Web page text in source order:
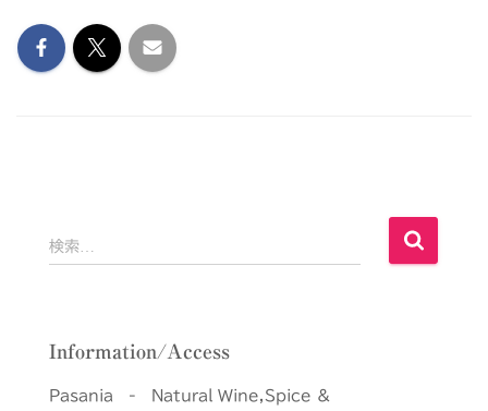
検
索
検索…
Information/Access
Pasania - Natural Wine,Spice &